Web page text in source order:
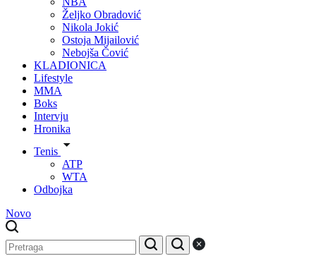
Željko Obradović
Nikola Jokić
Ostoja Mijailović
Nebojša Čović
KLADIONICA
Lifestyle
MMA
Boks
Intervju
Hronika
Tenis
ATP
WTA
Odbojka
Novo